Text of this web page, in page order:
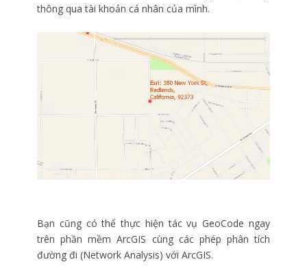
thông qua tài khoản cá nhân của mình.
Bạn cũng có thể thực hiện tác vụ GeoCode ngay
trên phần mềm ArcGIS cùng các phép phân tích
đường đi (Network Analysis) với ArcGIS.